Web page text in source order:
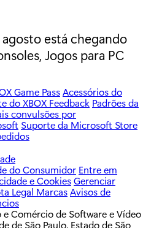
d
s
g
a
e
s
"
está chegando
Jogos para PC
Game PassAcessórios do
do XBOX Feedback Padrões da
convulsões por
Suporte da Microsoft Store
do Consumidor Entre em
e CookiesGerenciar
Legal MarcasAvisos de
Comércio de Software e Vídeo
de São Paulo, Estado de São